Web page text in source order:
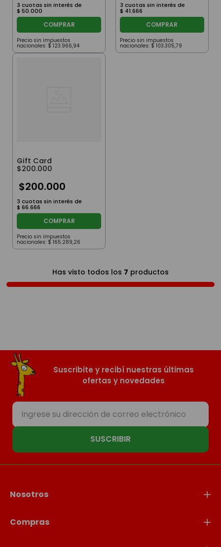
3 cuotas sin interés de
$ 50.000
COMPRAR
Precio sin impuestos
nacionales: $ 123.966,94
3 cuotas sin interés de
$ 41.666
COMPRAR
Precio sin impuestos
nacionales: $ 103.305,79
Gift Card
$200.000
$200.000
3 cuotas sin interés de
$ 66.666
COMPRAR
Precio sin impuestos
nacionales: $ 165.289,26
Has visto todos los 7 productos
Suscribite y recibí nuestras últimas
ofertas y novedades
SUSCRIBIR
Nosotros
Compras